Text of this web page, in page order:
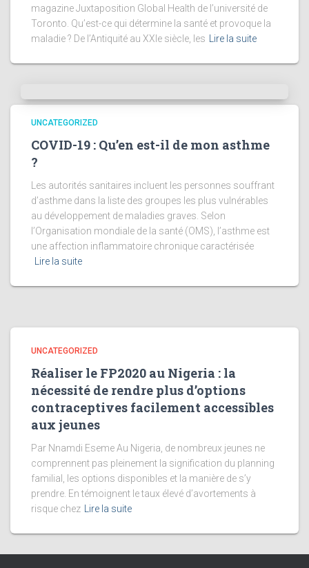
magazine Juxtaposition Global Health de l’université de
Toronto. Qu’est-ce qui détermine la santé et provoque la
maladie ? De l’Antiquité au XXIe siècle, les
Lire la suite
UNCATEGORIZED
COVID-19 : Qu’en est-il de mon asthme
?
Les autorités sanitaires incluent les personnes souffrant
d’asthme dans la liste des groupes les plus vulnérables
au développement de maladies graves. Selon
l’Organisation mondiale de la santé (OMS), l’asthme est
une affection inflammatoire chronique caractérisée
Lire la suite
UNCATEGORIZED
Réaliser le FP2020 au Nigeria : la
nécessité de rendre plus d’options
contraceptives facilement accessibles
aux jeunes
Par Nnamdi Eseme Au Nigeria, de nombreux jeunes ne
comprennent pas pleinement la signification du planning
familial, les options disponibles et la manière de s’y
prendre. En témoignent le taux élevé d’avortements à
risque chez
Lire la suite